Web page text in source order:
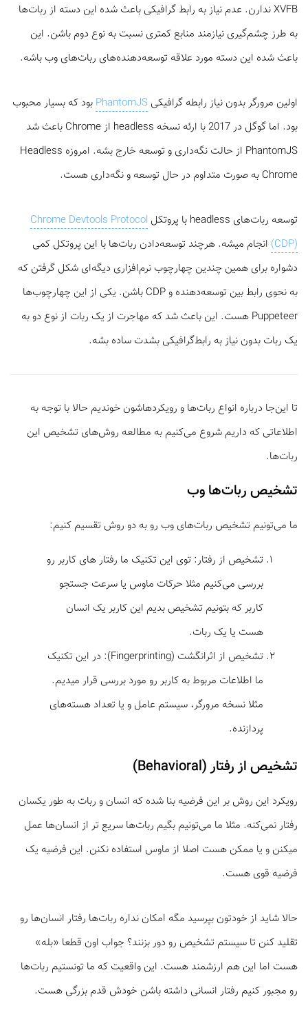
XVFB ندارن. عدم نیاز به رابط گرافیکی باعث شده این دسته از ربات‌ها
به طرز چشم‌گیری نیازمند منابع کمتری نسبت به نوع دوم باشن. این
باعث شده این دسته مورد علاقه توسعه‌دهنده‌های ربات‌های وب باشه.
اولین مرورگر بدون نیاز رابطه گرافیکی PhantomJS بود که بسیار محبوب
بود. اما گوگل در 2017 با ارئه نسخه headless از Chrome باعث شد
PhantomJS از حالت نگه‌داری و توسعه خارج بشه. امروزه Headless
Chrome به صورت متداوم در حال توسعه و نگه‌داری هست.
توسعه ربات‌های ‌headless با پروتکل
Chrome Devtools Protocol
(CDP) انجام میشه. هرچند توسعه‌دادن ربات‌ها با این پروتکل کمی
دشواره برای همین چندین چهارچوب نرم‌افزاری دیگه‌ای شکل گرفتن که
به نحوی رابط بین توسعه‌دهنده و CDP باشن. یکی از این چهارچوب‌ها
Puppeteer هست. این باعث شد که مهاجرت از یک ربات از نوع دو به
یک ربات بدون نیاز به رابط‌گرافیکی بشدت ساده بشه.
تا این‌جا درباره انواع ربات‌ها و رویکرد‌هاشون خوندیم حالا با توجه به
اطلاعاتی که داریم شروع می‌کنیم به مطالعه روش‌های تشخیص این
ربات‌ها.
تشخیص ربات‌ها وب
ما می‌تونیم تشخیص ربات‌های وب رو به دو روش تقسیم کنیم:
تشخیص از رفتار: توی این تکنیک ما رفتار های کاربر رو
بررسی می‌کنیم مثلا حرکات ماوس یا سرعت جستجو
کاربر که بتونیم تشخیص بدیم این کاربر یک انسان
هست یا یک ربات.
تشخیص از اثرانگشت (Fingerprinting): در این تکنیک
ما اطلاعات مربوط به کاربر رو مورد بررسی قرار میدیم.
مثلا نسخه مرورگر، سیستم عامل و یا تعداد هسته‌های
پردازنده.
تشخیص از رفتار (Behavioral)
رویکرد این روش بر این فرضیه بنا شده که انسان‌ و ربات به طور یکسان
رفتار نمی‌کنه. مثلا ما می‌تونیم بگیم ربات‌ها سریع تر از انسان‌ها عمل
میکنن و یا ممکن هست اصلا از ماوس استفاده نکنن. این فرضیه یک
فرضیه قوی هست.
حالا شاید از خودتون بپرسید مگه امکان نداره ربات‌ها رفتار انسان‌ها رو
تقلید کنن تا سیستم تشخیص رو دور بزنند؟ جواب اون قطعا «بله»
هست اما این هم ارزشمند هست. این واقعیت که ما تونستیم ربات‌ها
رو مجبور کنیم رفتار انسانی داشته باشن خودش قدم بزرگی هست.